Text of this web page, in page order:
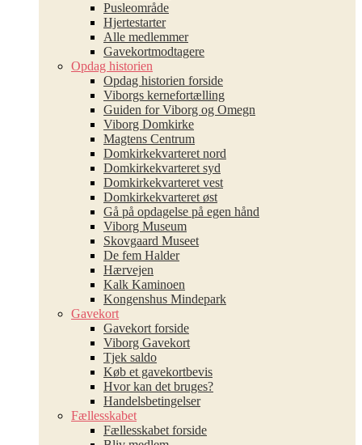
Pusleområde
Hjertestarter
Alle medlemmer
Gavekortmodtagere
Opdag historien
Opdag historien forside
Viborgs kernefortælling
Guiden for Viborg og Omegn
Viborg Domkirke
Magtens Centrum
Domkirkekvarteret nord
Domkirkekvarteret syd
Domkirkekvarteret vest
Domkirkekvarteret øst
Gå på opdagelse på egen hånd
Viborg Museum
Skovgaard Museet
De fem Halder
Hærvejen
Kalk Kaminoen
Kongenshus Mindepark
Gavekort
Gavekort forside
Viborg Gavekort
Tjek saldo
Køb et gavekortbevis
Hvor kan det bruges?
Handelsbetingelser
Fællesskabet
Fællesskabet forside
Hald Sø og Dollerup Bakker
Kongenshus Mindepark og Ø
Hjarbæk Fjord og Ulbjerg Klint
Gudenåen
Sammen holder vi Viborg
Open by Night
Priser